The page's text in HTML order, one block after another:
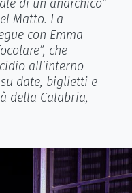
di un anarchico”
Matto. La
con Emma
che
all’interno
date, biglietti e
della Calabria,